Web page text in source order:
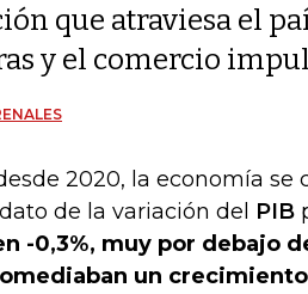
que atraviesa el
y el comercio
2020, la economía se
de la variación del PIB
-0,3%, muy por debajo
un crecimiento